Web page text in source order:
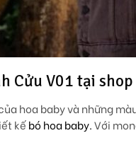
Cửu V01 tại
hoa baby và những
kếbó hoa baby.Với